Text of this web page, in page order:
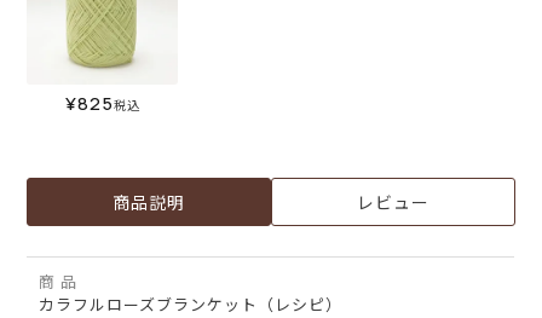
¥825税込
商品説明 レビュー
商 品
カラフルローズブランケット（レシピ）